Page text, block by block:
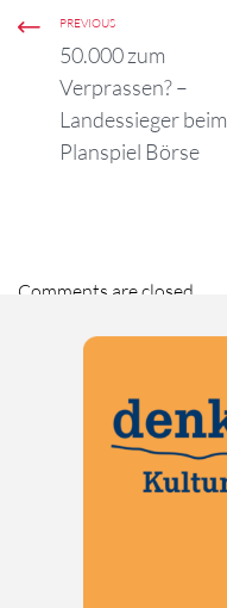
PREVIOUS
50.000 zum
Verprassen? –
Landessieger beim
Planspiel Börse
Comments are closed.